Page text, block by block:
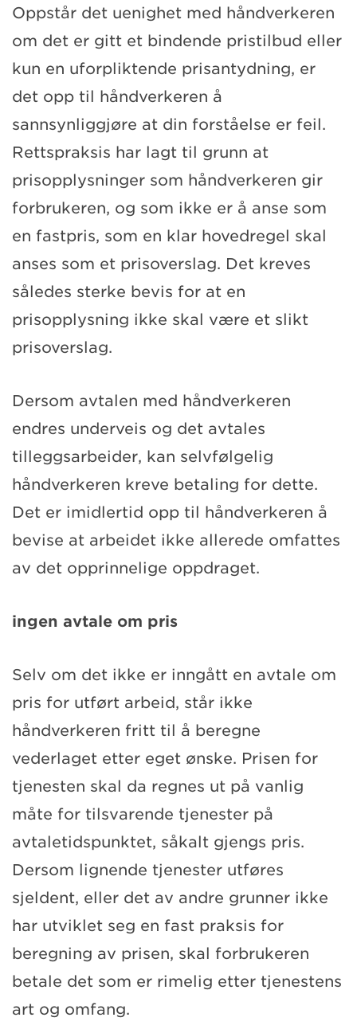
Oppstår det uenighet med håndverkeren
om det er gitt et bindende pristilbud eller
kun en uforpliktende prisantydning, er
det opp til håndverkeren å
sannsynliggjøre at din forståelse er feil.
Rettspraksis har lagt til grunn at
prisopplysninger som håndverkeren gir
forbrukeren, og som ikke er å anse som
en fastpris, som en klar hovedregel skal
anses som et prisoverslag. Det kreves
således sterke bevis for at en
prisopplysning ikke skal være et slikt
prisoverslag.
Dersom avtalen med håndverkeren
endres underveis og det avtales
tilleggsarbeider, kan selvfølgelig
håndverkeren kreve betaling for dette.
Det er imidlertid opp til håndverkeren å
bevise at arbeidet ikke allerede omfattes
av det opprinnelige oppdraget.
ingen avtale om pris
Selv om det ikke er inngått en avtale om
pris for utført arbeid, står ikke
håndverkeren fritt til å beregne
vederlaget etter eget ønske. Prisen for
tjenesten skal da regnes ut på vanlig
måte for tilsvarende tjenester på
avtaletidspunktet, såkalt gjengs pris.
Dersom lignende tjenester utføres
sjeldent, eller det av andre grunner ikke
har utviklet seg en fast praksis for
beregning av prisen, skal forbrukeren
betale det som er rimelig etter tjenestens
art og omfang.